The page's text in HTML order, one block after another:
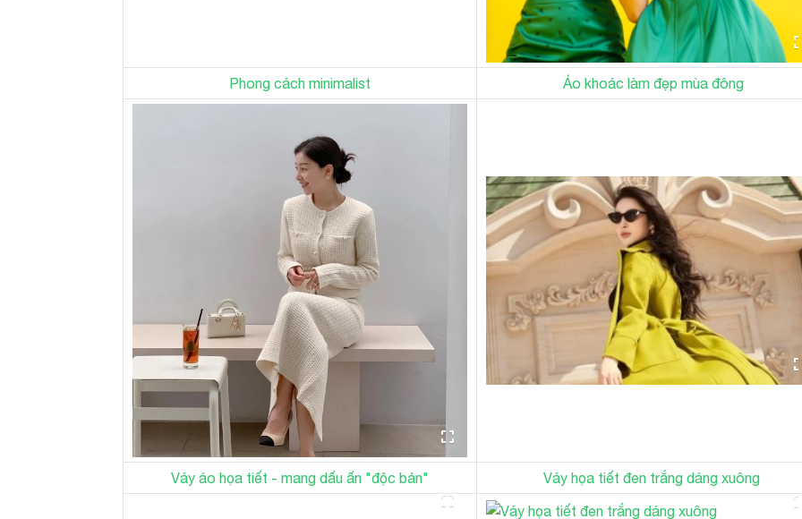
Phong cách minimalist Áo khoác làm đẹp mùa đông
Váy áo họa tiết - mang dấu ấn "độc bản" Váy họa tiết đen trắng dáng xuông